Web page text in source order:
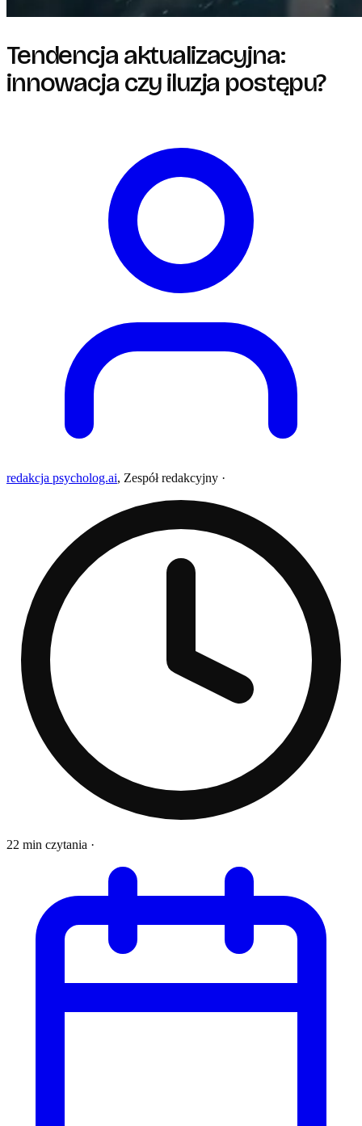
Tendencja aktualizacyjna:
innowacja czy iluzja postępu?
redakcja psycholog.ai, Zespół redakcyjny ·
22 min czytania ·